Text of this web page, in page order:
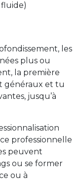
les
plus ou
la première
généraux et tu
jusqu’à
professionnelle
peuvent
ou se former
ou à